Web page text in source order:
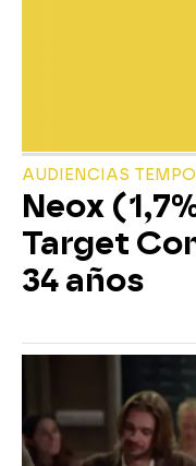
AUDIENCIAS
Neox
Target
34 años